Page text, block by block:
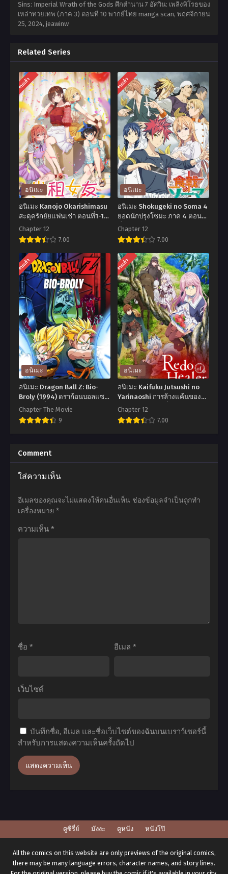
Sins: Imperial Wrath of the Gods ศึกตำนาน 7 อัศวิน: เพลิงพิโรธของ
เหล่าทวยเทพ (ภาค 3) ตอนที่ 10 พากย์ไทย manga scan, พฤศจิกายน
25, 2024, jeawinw
Related Series
จบแล้ว
อนิเมะ
อนิเมะ Kanojo Okarishimasu
สะดุดรักยัยแฟนเช่า ตอนที่1-12
พากย์ไทย+ซับไทย
Chapter 12
7.00
อ
นิ
เมะ
Kanojo
Okarishimasu
สะ
ดุ
ดรัก
ยัย
แฟน
เช่า
ตอน
ที่1-
พากย์
ไทย+ซับ
ไทย
จบแล้ว
อนิเมะ
อนิเมะ Shokugeki no Soma 4
ยอดนักปรุงโซมะ ภาค 4 ตอน
ที่1-12 พากย์ไทย+ซับไทย
Chapter 12
7.00
อ
นิ
เมะ
Shokugeki
no
Soma
4
ยอด
นัก
ปรุง
โซมะ
ภาค
4
12
ไทย
จบแล้ว
อนิเมะ
อนิเมะ Dragon Ball Z: Bio-
Broly (1994) ดราก้อนบอลแซด
เดอะมูฟวี่ 11: สุดยอดนักรบไบโอ
โบรลี่ พากย์ไทย
Chapter The Movie
9
นิ
เมะ
Dragon
Z:
Broly
วี่
ยอด
ไบ
โอ
โบร
ลี่
จบแล้ว
อนิเมะ
อนิเมะ Kaifuku Jutsushi no
Yarinaoshi การล้างแค้นของผู้
กล้าสายฮีล ตอนที่1-12 ซับไทย
Chapter 12
7.00
เมะ
Jutsushi
ตอน
Comment
ใส่ความเห็น
อีเมลของคุณจะไม่แสดงให้คนอื่นเห็น ช่องข้อมูลจำเป็นถูกทำ
เครื่องหมาย *
ความเห็น *
ชื่อ * อีเมล *
เว็บไซต์
บันทึกชื่อ, อีเมล และชื่อเว็บไซต์ของฉันบนเบราว์เซอร์นี้
สำหรับการแสดงความเห็นครั้งถัดไป
ดูซีรี่ย์ มังงะ ดูหนัง หนังโป๊
All the comics on this website are only previews of the original comics,
there may be many language errors, character names, and story lines.